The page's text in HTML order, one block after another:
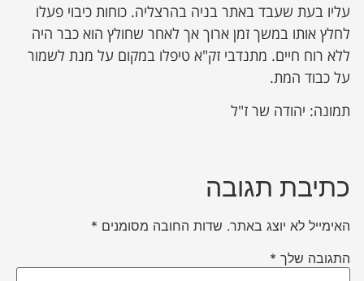
עליו בעת שעבד באתר בניה בהרצליה. כוחות כיבוי פעלו
לחלץ אותו במשך זמן ארוך אך לאחר שחולץ הוא כבר היה
ללא רוח חיים. מתנדבי זק"א טיפלו במקום על מנת לשמור
על כבוד המת.
תמונה: יהודה שר ז"ל
כתיבת תגובה
האימייל לא יוצג באתר. שדות החובה מסומנים *
התגובה שלך *